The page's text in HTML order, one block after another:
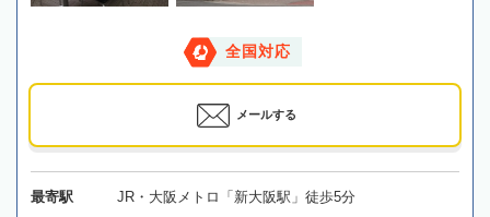
全国対応
メールする
最寄駅 JR・大阪メトロ「新大阪駅」徒歩5分